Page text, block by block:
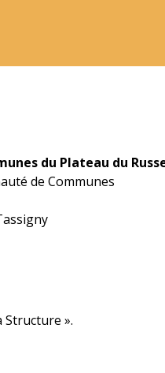
du Plateau du
de Communes
Structure ».